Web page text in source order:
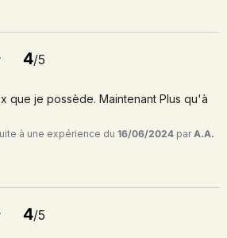
4/5
que je possède. Maintenant Plus qu'à
à une expérience du16/06/2024 parA.A.
4/5